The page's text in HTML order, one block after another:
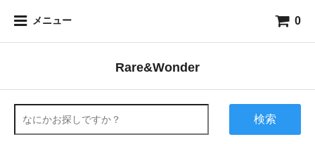
メニュー 0
Rare&Wonder
検索